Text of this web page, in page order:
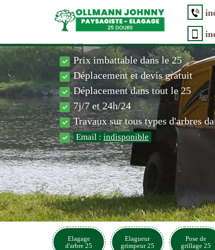
Prix imbattable dans le 25
Déplacement et devis gratuit
Déplacement dans tout le 25
7j/7 et 24h/24
Travaux sur tous types d'arbres
Email : indisponible
Elagage
d'arbre 25
Elagueur
grimpeur 25
Pose de
grillage 25